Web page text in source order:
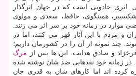
اثری جادویی است كه در جهان اثرگذار
همینگوی، حافظ، سعدی و مولوی
موارد در زمانه خود بر سر اثر می زنند.
و مردم با این آثار قهر می كنند، اما در
چند نمونه از آن را در كشورمان داریم؛
و صادق هدایت. این ها پس از مرگ
زمانه خود نقدهایی ضد شان نوشته شده
كرده اند اما كارهای شان به قدری جان